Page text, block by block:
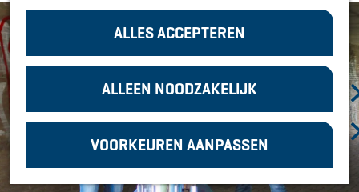
ALLES ACCEPTEREN
ALLEEN NOODZAKELIJK
VOORKEUREN AANPASSEN
d
e
h
o
m
e
p
a
In en om Alphen
Kleuren van de
toren
VOOR
ONDERNEMERS